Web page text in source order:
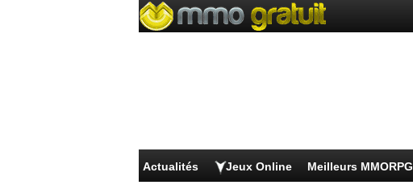
Actualités Jeux Online Meilleurs MMORPG